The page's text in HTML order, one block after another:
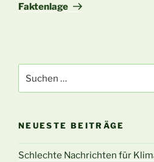
Faktenlage
nach:
NEUESTE BEITRÄGE
Schlechte Nachrichten für